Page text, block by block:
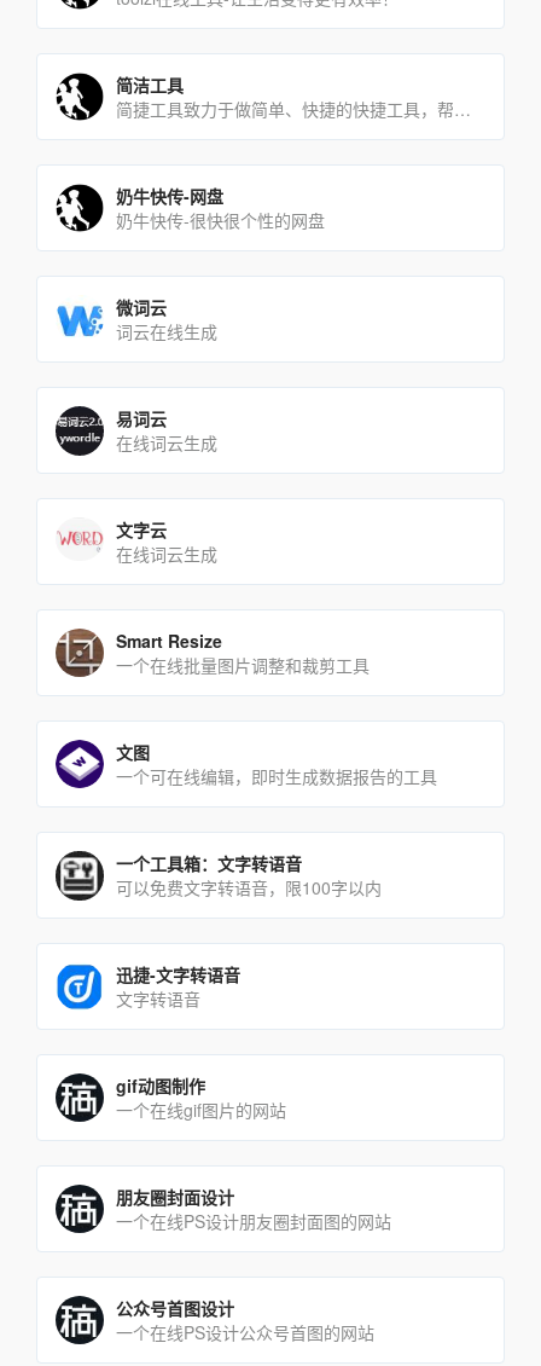
简洁工具
简捷工具致力于做简单、快捷的快捷工具，帮助大家用最简捷的方式解决问题。
奶牛快传-网盘
奶牛快传-很快很个性的网盘
微词云
词云在线生成
易词云
在线词云生成
文字云
在线词云生成
Smart Resize
一个在线批量图片调整和裁剪工具
文图
一个可在线编辑，即时生成数据报告的工具
一个工具箱：文字转语音
可以免费文字转语音，限100字以内
迅捷-文字转语音
文字转语音
gif动图制作
一个在线gif图片的网站
朋友圈封面设计
一个在线PS设计朋友圈封面图的网站
公众号首图设计
一个在线PS设计公众号首图的网站